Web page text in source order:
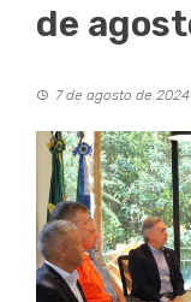
de
7 de agosto de 2024